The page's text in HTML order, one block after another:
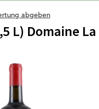
abgeben
L) Domaine